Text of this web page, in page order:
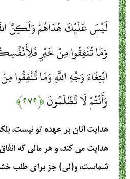
لَيْسَ عَلَيْكَ هُدَاهُمْ وَلَكِنَّ
وَمَا تُنْفِقُوا مِنْ خَيْرٍ
ابْتِغَاءَ وَجْهِ اللَّهِ وَمَا
وَأَنْتُمْ لَا تُظْلَمُونَ﴿۲۷۲﴾
هدايت آنان بر عهده تو نيست‏،
هدايت مى ‏كند، و هر مالى كه
شماست‏، و(لى‏) جز براى طلب